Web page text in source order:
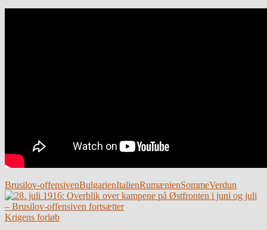
Brusilov-offensivenBulgarienItalienRumænienSommeVerdun
Krigens forløb